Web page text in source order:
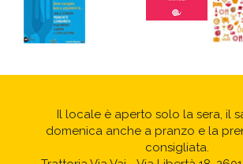
Il locale è aperto solo la sera, il
domenica anche a pranzo e la
consigliata.